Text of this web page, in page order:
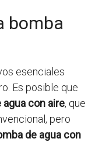
bomba
esenciales
Es posible que
agua con aire, que
pero
de agua con